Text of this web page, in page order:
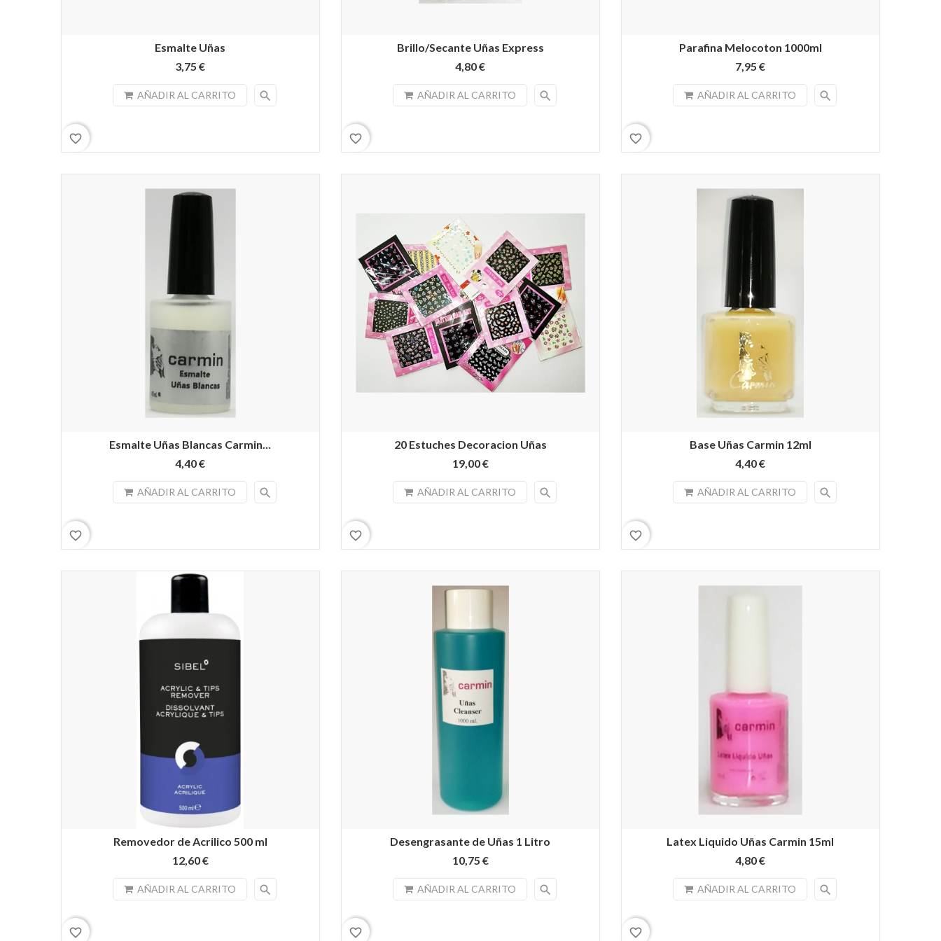
Esmalte Uñas
3,75 €
AÑADIR AL CARRITO search
favorite_border
Brillo/Secante Uñas Express
4,80 €
AÑADIR AL CARRITO search
favorite_border
Parafina Melocoton 1000ml
7,95 €
AÑADIR AL CARRITO search
favorite_border
Esmalte Uñas Blancas Carmin...
4,40 €
AÑADIR AL CARRITO search
favorite_border
20 Estuches Decoracion Uñas
19,00 €
AÑADIR AL CARRITO search
favorite_border
Base Uñas Carmin 12ml
4,40 €
AÑADIR AL CARRITO search
favorite_border
Removedor de Acrilico 500 ml
12,60 €
AÑADIR AL CARRITO search
favorite_border
Desengrasante de Uñas 1 Litro
10,75 €
AÑADIR AL CARRITO search
favorite_border
Latex Liquido Uñas Carmin 15ml
4,80 €
AÑADIR AL CARRITO search
favorite_border